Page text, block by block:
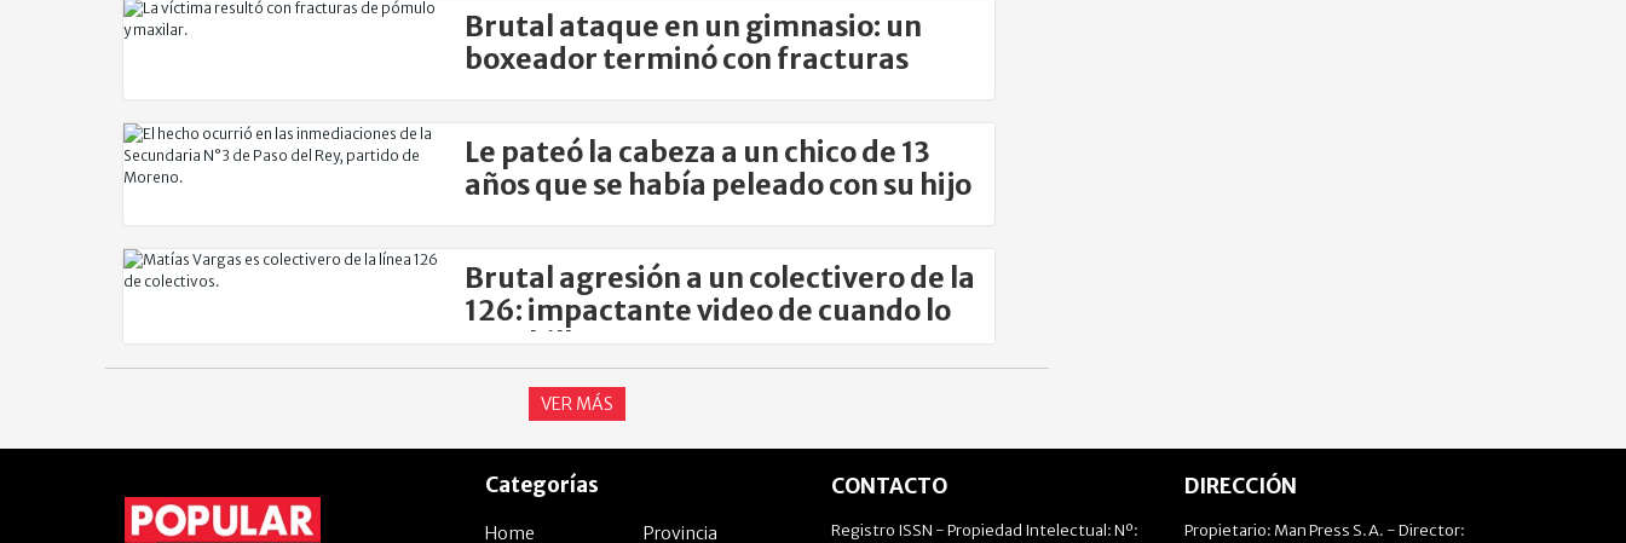
Brutal ataque en un gimnasio: un
boxeador terminó con fracturas
Le pateó la cabeza a un chico de 13
años que se había peleado con su hijo
Brutal agresión a un colectivero de la
126: impactante video de cuando lo
acuchillan
VER MÁS
Categorías
Home Provincia
CONTACTO
Registro ISSN - Propiedad Intelectual: Nº:
DIRECCIÓN
Propietario: Man Press S.A. - Director: